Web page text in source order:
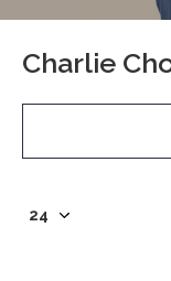
Charlie